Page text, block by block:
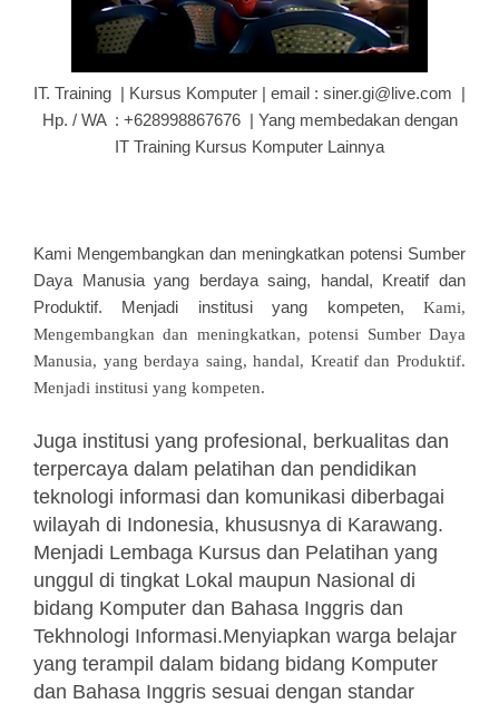
IT. Training | Kursus Komputer | email : siner.gi@live.com |
Hp. / WA : +628998867676 | Yang membedakan dengan
IT Training Kursus Komputer Lainnya
Kami Mengembangkan dan meningkatkan potensi Sumber
Daya Manusia yang berdaya saing, handal, Kreatif dan
Produktif. Menjadi institusi yang kompeten, Kami,
Mengembangkan dan meningkatkan, potensi Sumber Daya
Manusia, yang berdaya saing, handal, Kreatif dan Produktif.
Menjadi institusi yang kompeten.
Juga institusi yang profesional, berkualitas dan
terpercaya dalam pelatihan dan pendidikan
teknologi informasi dan komunikasi diberbagai
wilayah di Indonesia, khususnya di Karawang.
Menjadi Lembaga Kursus dan Pelatihan yang
unggul di tingkat Lokal maupun Nasional di
bidang Komputer dan Bahasa Inggris dan
Tekhnologi Informasi.Menyiapkan warga belajar
yang terampil dalam bidang bidang Komputer
dan Bahasa Inggris sesuai dengan standar